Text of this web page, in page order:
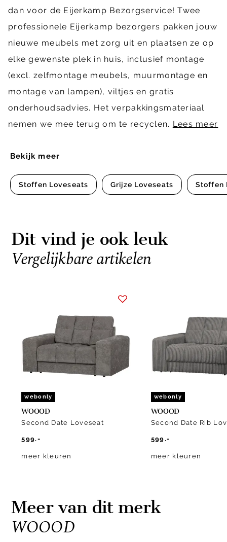
Bekijk meer
Stoffen Loveseats Grijze Loveseats Stoffen
dan voor de Eijerkamp Bezorgservice! Twee
professionele Eijerkamp bezorgers pakken jouw
nieuwe meubels met zorg uit en plaatsen ze op
elke gewenste plek in huis, inclusief montage
(excl. zelfmontage meubels, muurmontage en
montage van lampen), viltjes en gratis
onderhoudsadvies. Het verpakkingsmateriaal
nemen we mee terug om te recyclen. Lees meer
Dit vind je ook leuk
Vergelijkbare artikelen
webonly
WOOOD
Second Date Loveseat
599.-
meer kleuren
webonly
WOOOD
Second Date Rib
599.-
meer kleuren
Meer van dit merk
WOOOD